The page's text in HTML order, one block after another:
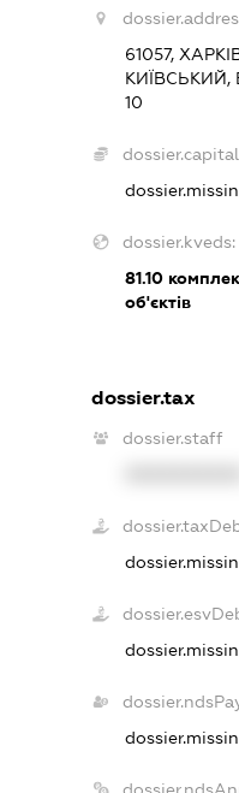
61057,
10
dossier.kveds:
81.10
об'єктів
dossier.tax
dossier.staff